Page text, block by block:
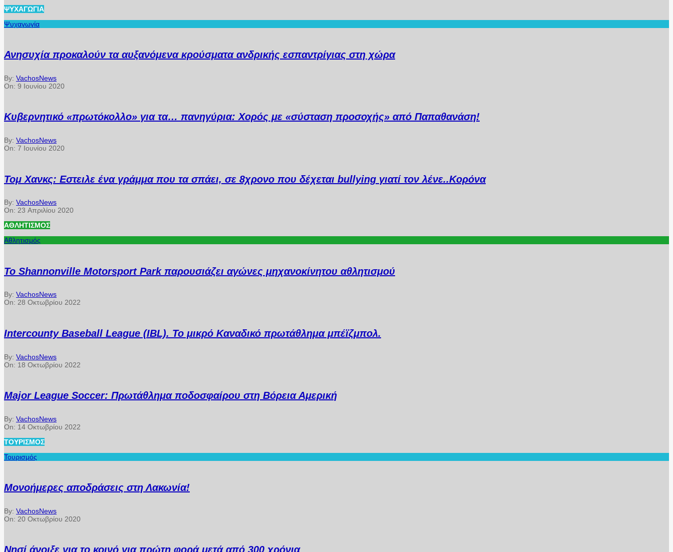
ΨΥΧΑΓΩΓΊΑ
Ψυχαγωγία
Ανησυχία προκαλούν τα αυξανόμενα κρούσματα ανδρικής εσπαντρίγιας στη χώρα
By: VachosNews
On: 9 Ιουνίου 2020
Κυβερνητικό «πρωτόκολλο» για τα… πανηγύρια: Χορός με «σύσταση προσοχής» από Παπαθανάση!
By: VachosNews
On: 7 Ιουνίου 2020
Τομ Χανκς: Εστειλε ένα γράμμα που τα σπάει, σε 8χρονο που δέχεται bullying γιατί τον λένε..Κορόνα
By: VachosNews
On: 23 Απριλίου 2020
ΑΘΛΗΤΙΣΜΌΣ
Αθλητισμός
Το Shannonville Motorsport Park παρουσιάζει αγώνες μηχανοκίνητου αθλητισμού
By: VachosNews
On: 28 Οκτωβρίου 2022
Intercounty Baseball League (IBL). Το μικρό Καναδικό πρωτάθλημα μπέϊζμπολ.
By: VachosNews
On: 18 Οκτωβρίου 2022
Major League Soccer: Πρωτάθλημα ποδοσφαίρου στη Βόρεια Αμερική
By: VachosNews
On: 14 Οκτωβρίου 2022
ΤΟΥΡΙΣΜΌΣ
Τουρισμός
Μονοήμερες αποδράσεις στη Λακωνία!
By: VachosNews
On: 20 Οκτωβρίου 2020
Νησί άνοιξε για το κοινό για πρώτη φορά μετά από 300 χρόνια